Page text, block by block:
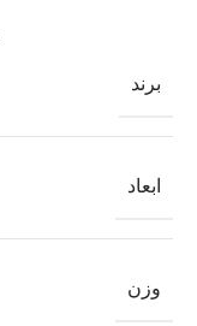
برند
ابعاد
وزن